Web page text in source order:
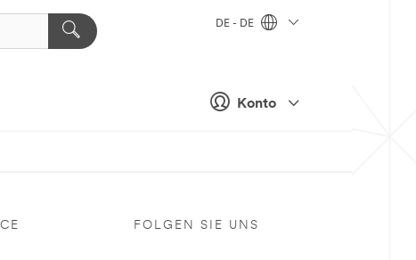
Konto
DE - DE
FOLGEN SIE UNS